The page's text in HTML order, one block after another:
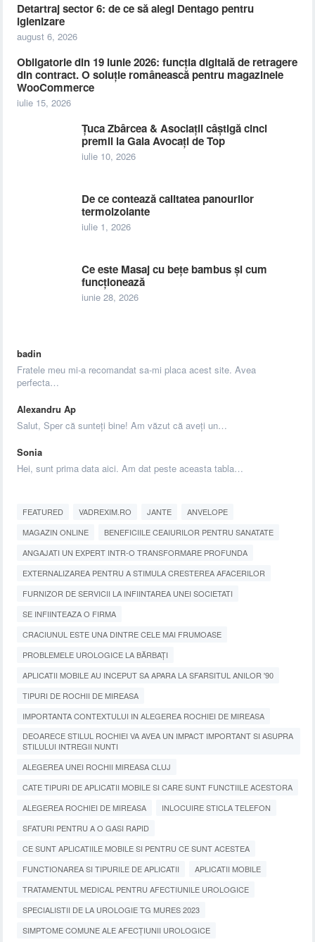
Detartraj sector 6: de ce să alegi Dentago pentru
igienizare
august 6, 2026
Obligatorie din 19 iunie 2026: funcția digitală de retragere
din contract. O soluție românească pentru magazinele
WooCommerce
iulie 15, 2026
Țuca Zbârcea & Asociații câștigă cinci
premii la Gala Avocați de Top
iulie 10, 2026
De ce contează calitatea panourilor
termoizolante
iulie 1, 2026
Ce este Masaj cu bețe bambus și cum
funcționează
iunie 28, 2026
badin
Fratele meu mi-a recomandat sa-mi placa acest site. Avea
perfecta…
Alexandru Ap
Salut, Sper că sunteți bine! Am văzut că aveți un…
Sonia
Hei, sunt prima data aici. Am dat peste aceasta tabla…
FEATURED VADREXIM.RO JANTE
ANVELOPE
MAGAZIN ONLINE
BENEFICIILE CEAIURILOR PENTRU SANATATE
ANGAJATI UN EXPERT INTR-O TRANSFORMARE PROFUNDA
EXTERNALIZAREA PENTRU A STIMULA CRESTEREA AFACERILOR
FURNIZOR DE SERVICII LA INFIINTAREA UNEI SOCIETATI
SE INFIINTEAZA O FIRMA
CRACIUNUL ESTE UNA DINTRE CELE MAI FRUMOASE
PROBLEMELE UROLOGICE LA BĂRBAȚI
APLICATII MOBILE AU INCEPUT SA APARA LA SFARSITUL ANILOR '90
TIPURI DE ROCHII DE MIREASA
IMPORTANTA CONTEXTULUI IN ALEGEREA ROCHIEI DE MIREASA
DEOARECE STILUL ROCHIEI VA AVEA UN IMPACT IMPORTANT SI ASUPRA
STILULUI INTREGII NUNTI
ALEGEREA UNEI ROCHII MIREASA CLUJ
CATE TIPURI DE APLICATII MOBILE SI CARE SUNT FUNCTIILE ACESTORA
ALEGEREA ROCHIEI DE MIREASA
INLOCUIRE STICLA TELEFON
SFATURI PENTRU A O GASI RAPID
CE SUNT APLICATIILE MOBILE SI PENTRU CE SUNT ACESTEA
FUNCTIONAREA SI TIPURILE DE APLICATII
APLICATII MOBILE
TRATAMENTUL MEDICAL PENTRU AFECTIUNILE UROLOGICE
SPECIALISTII DE LA UROLOGIE TG MURES 2023
SIMPTOME COMUNE ALE AFECȚIUNII UROLOGICE